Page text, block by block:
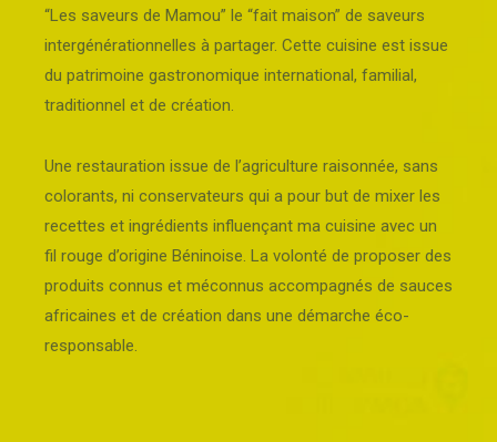
“Les saveurs de Mamou” le “fait maison” de saveurs
intergénérationnelles à partager. Cette cuisine est issue
du patrimoine gastronomique international, familial,
traditionnel et de création.
Une restauration issue de l’agriculture raisonnée, sans
colorants, ni conservateurs qui a pour but de mixer les
recettes et ingrédients influençant ma cuisine avec un
fil rouge d’origine Béninoise. La volonté de proposer des
produits connus et méconnus accompagnés de sauces
africaines et de création dans une démarche éco-
responsable.